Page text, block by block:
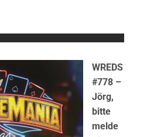
WREDS
#778 –
Jörg,
bitte
melde